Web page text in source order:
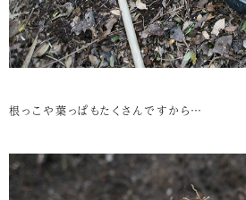
根っこや葉っぱもたくさんですから…